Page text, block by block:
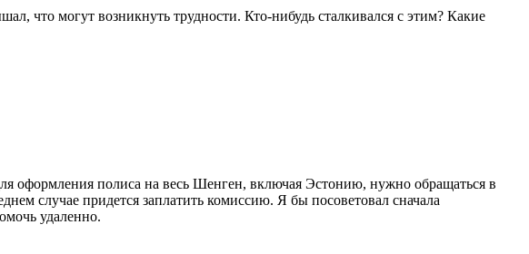
что могут возникнуть трудности. Кто-нибудь сталкивался с этим? Какие
оформления полиса на весь Шенген, включая Эстонию, нужно обращаться в
случае придется заплатить комиссию. Я бы посоветовал сначала
удаленно.